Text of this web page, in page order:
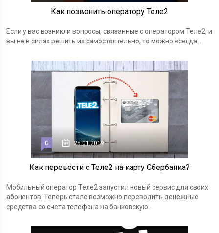
Как позвонить оператору Теле2
Если у вас возникли вопросы, связанные с оператором Теле2, и
вы не в силах решить их самостоятельно, то можно всегда...
0 25.01.2019
Как перевести с Теле2 на карту Сбербанка?
Мобильный оператор Теле2 запустил новый сервис для своих
абонентов. Теперь стало возможно переводить денежные
средства со счета телефона на банковскую...